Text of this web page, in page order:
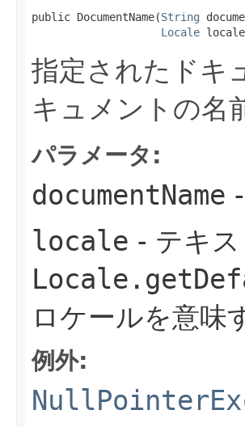
public DocumentName​(String
Locale
指定されたドキ
キュメントの名
パラメータ:
documentName
locale - テキ
ロケールを意味
例外: